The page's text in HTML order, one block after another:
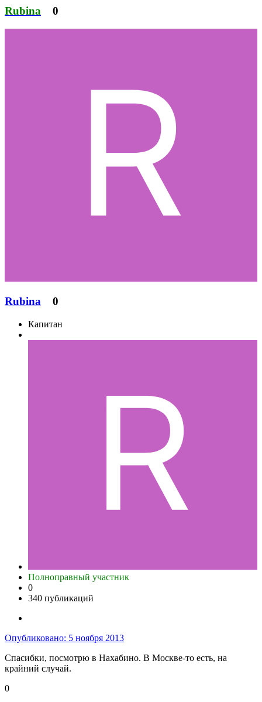
Rubina 0
Rubina 0
Капитан
Полноправный участник
0
340 публикаций
Опубликовано: 5 ноября 2013
Спасибки, посмотрю в Нахабино. В Москве-то есть, на
крайний случай.
0